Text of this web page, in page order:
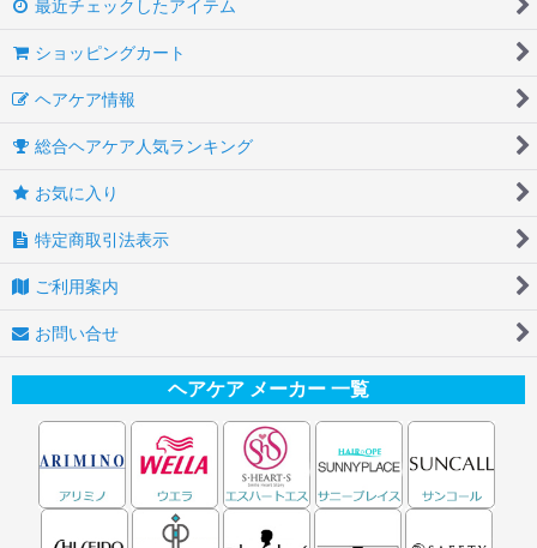
最近チェックしたアイテム
ショッピングカート
ヘアケア情報
総合ヘアケア人気ランキング
お気に入り
特定商取引法表示
ご利用案内
お問い合せ
ヘアケア メーカー 一覧